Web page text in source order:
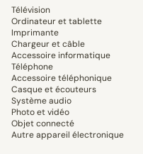
Télévision
Ordinateur et tablette
Imprimante
Chargeur et câble
Accessoire informatique
Téléphone
Accessoire téléphonique
Casque et écouteurs
Système audio
Photo et vidéo
Objet connecté
Autre appareil électronique